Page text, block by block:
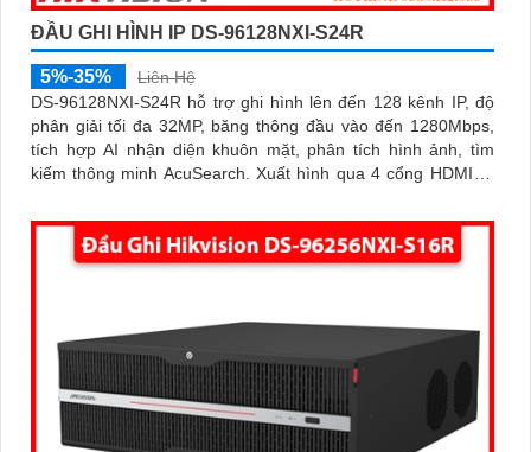
ĐẦU GHI HÌNH IP DS-96128NXI-S24R
5%-35%
Liên Hệ
DS-96128NXI-S24R hỗ trợ ghi hình lên đến 128 kênh IP, độ
phân giải tối đa 32MP, băng thông đầu vào đến 1280Mbps,
tích hợp AI nhận diện khuôn mặt, phân tích hình ảnh, tìm
kiếm thông minh AcuSearch. Xuất hình qua 4 cổng HDMI (3